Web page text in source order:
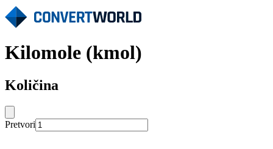
Kilomole (kmol)
Količina
Pretvori